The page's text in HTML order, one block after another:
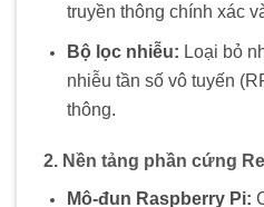
truyền thông chính xác
Bộ lọc nhiễu: Loại bỏ
nhiễu tần số vô tuyến
thông.
2. Nền tảng phần cứng
Mô-đun Raspberry Pi: